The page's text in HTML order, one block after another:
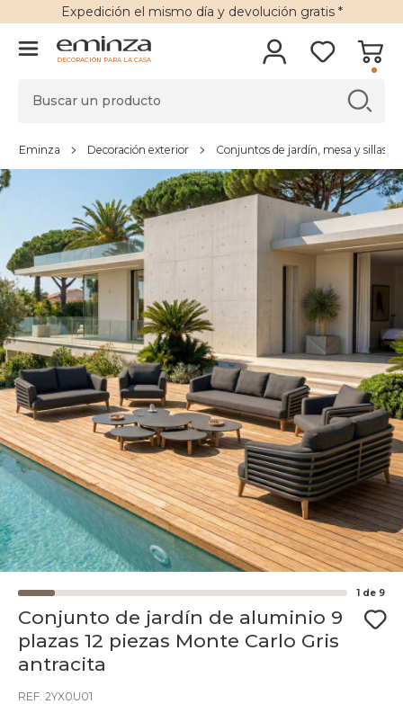
Expedición el mismo día y devolución gratis*
DECORACIÓN PARA LA CASA
Eminza Decoración exterior Conjuntos de jardín, mesa y sillas
1 de 9
Conjunto de jardín de aluminio 9
plazas 12 piezas Monte Carlo Gris
antracita
REF. 2YX0U01